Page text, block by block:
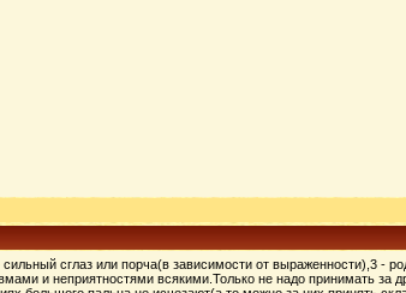
сглаз или порча(в зависимости от выраженности),3 -
и неприятностями всякими.Только не надо принимать за